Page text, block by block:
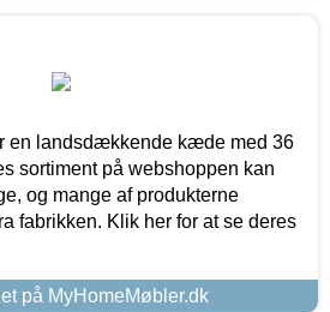
en landsdækkende kæde med 36
sortiment på webshoppen kan
og mange af produkterne
fabrikken. Klik her for at se deres
på MyHomeMøbler.dk